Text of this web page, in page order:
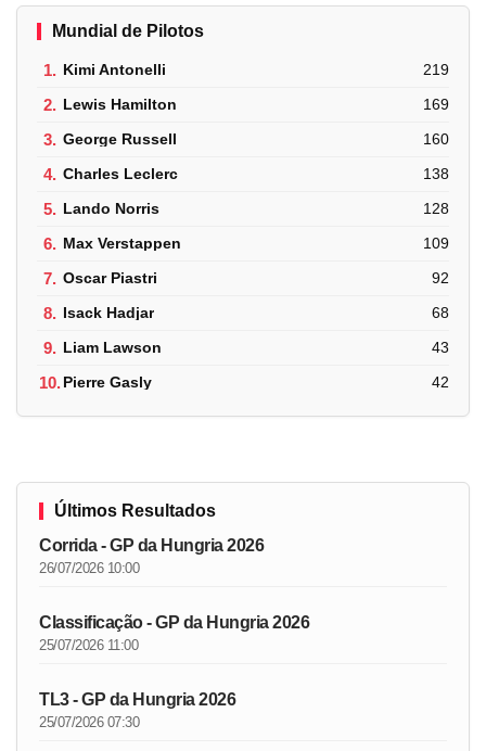
Mundial de Pilotos
1. Kimi Antonelli 219
2. Lewis Hamilton 169
3. George Russell 160
4. Charles Leclerc 138
5. Lando Norris 128
6. Max Verstappen 109
7. Oscar Piastri 92
8. Isack Hadjar 68
9. Liam Lawson 43
10.Pierre Gasly 42
Últimos Resultados
Corrida - GP da Hungria 2026
26/07/2026 10:00
Classificação - GP da Hungria 2026
25/07/2026 11:00
TL3 - GP da Hungria 2026
25/07/2026 07:30